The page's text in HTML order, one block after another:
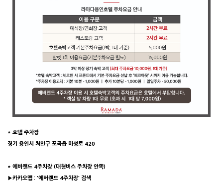
* 호텔 주차장
경기 용인시 처인구 포곡읍 마성로 420
* 에버랜드 4주차장 (대형버스 주차장 안쪽)
▶카카오맵 : '에버랜드 4주차장' 검색